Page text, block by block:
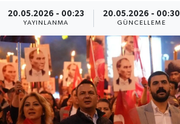
20.05.2026 - 00:23
YAYINLANMA
20.05.2026 - 00:30
GÜNCELLEME
Dış Haberler
Dünya
EĞİTİM
EKONOMİ